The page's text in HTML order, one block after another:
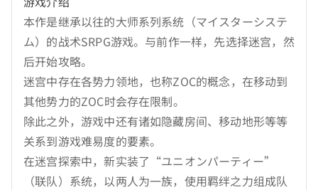
本作是继承以往的大师系列系统（マイスターシステ
ム）的战术SRPG游戏。与前作一样，先选择迷宫，然
后开始攻略。
迷宫中存在各势力领地，也称ZOC的概念，在移动到
其他势力的ZOC时会存在限制。
除此之外，游戏中还有诸如隐藏房间、移动地形等等
关系到游戏难易度的要素。
在迷宫探索中，新实装了“ユニオンパーティー”
（联队）系统，以两人为一族，使用羁绊之力组成队